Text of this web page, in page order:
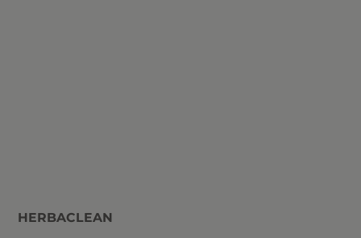
HERBACLEAN